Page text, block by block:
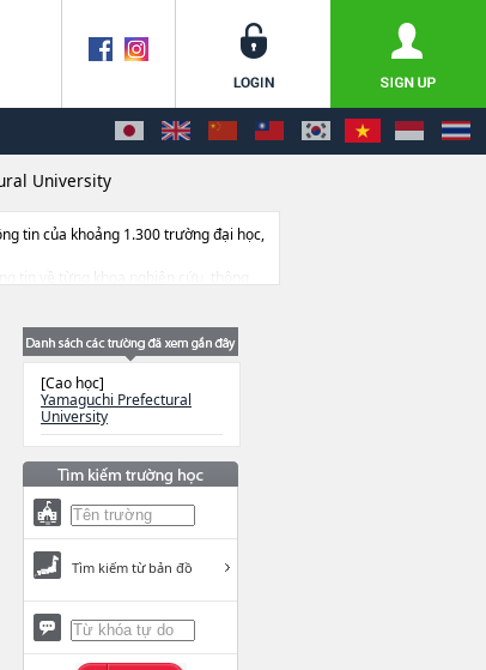
University
tin của khoảng 1.300 trường đại học,
tin về từng khoa nghiên cứu, thông
[Cao học]
Yamaguchi Prefectural
University
Tìm kiếm từ bản đồ